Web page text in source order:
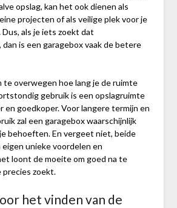
opslag, kan het ook dienen als
projecten of als veilige plek voor je
als je iets zoekt dat
is een garagebox vaak de betere
te overwegen hoe lang je de ruimte
gebruik is een opslagruimte
en goedkoper. Voor langere termijn en
zal een garagebox waarschijnlijk
behoeften. En vergeet niet, beide
unieke voordelen en
loont de moeite om goed na te
precies zoekt.
het vinden van de